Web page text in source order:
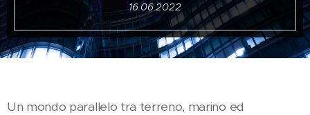
16.06.2022
Un mondo parallelo tra terreno, marino ed